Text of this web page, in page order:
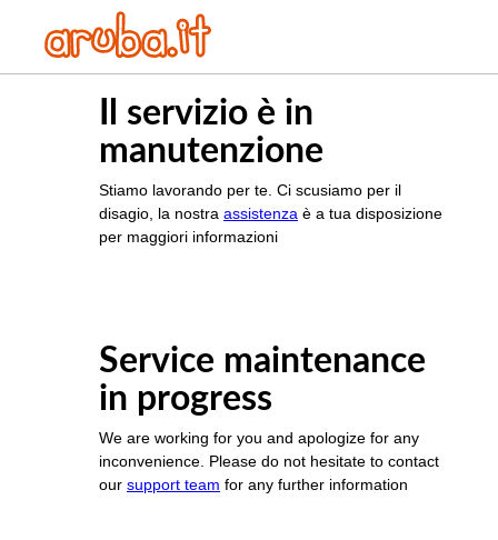
Il servizio è in
manutenzione
Stiamo lavorando per te. Ci scusiamo per il
disagio, la nostra assistenza è a tua disposizione
per maggiori informazioni
Service maintenance
in progress
We are working for you and apologize for any
inconvenience. Please do not hesitate to contact
our support team for any further information